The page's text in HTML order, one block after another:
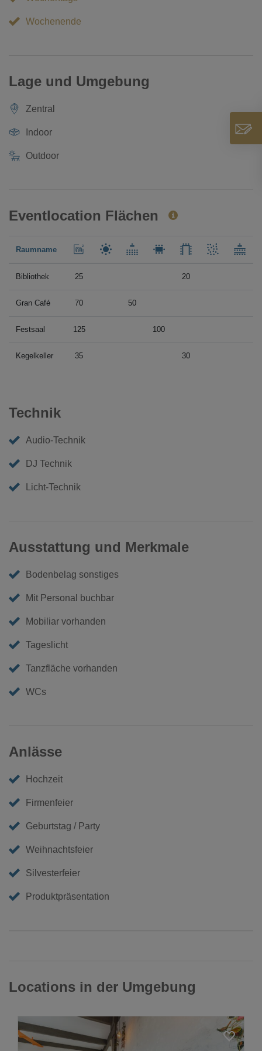
Wochenende
Lage und Umgebung
Zentral
Indoor
Outdoor
Eventlocation Flächen
Raumname
Bibliothek 25 20
Gran Café 70 50
Festsaal 125 100
Kegelkeller 35 30
Technik
Audio-Technik
DJ Technik
Licht-Technik
Ausstattung und Merkmale
Bodenbelag sonstiges
Mit Personal buchbar
Mobiliar vorhanden
Tageslicht
Tanzfläche vorhanden
WCs
Anlässe
Hochzeit
Firmenfeier
Geburtstag / Party
Weihnachtsfeier
Silvesterfeier
Produktpräsentation
Locations in der Umgebung